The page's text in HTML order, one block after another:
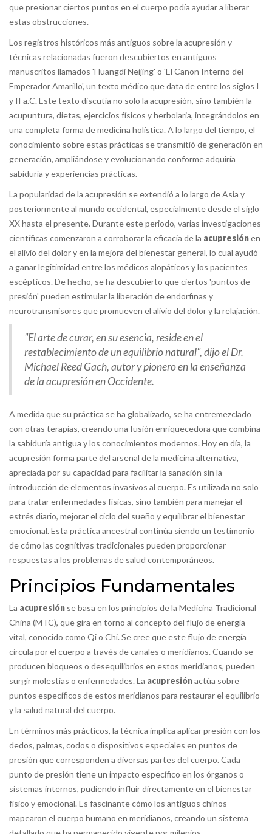
que presionar ciertos puntos en el cuerpo podía ayudar a liberar
estas obstrucciones.
Los registros históricos más antiguos sobre la acupresión y
técnicas relacionadas fueron descubiertos en antiguos
manuscritos llamados 'Huangdi Neijing' o 'El Canon Interno del
Emperador Amarillo', un texto médico que data de entre los siglos I
y II a.C. Este texto discutía no solo la acupresión, sino también la
acupuntura, dietas, ejercicios físicos y herbolaria, integrándolos en
una completa forma de medicina holística. A lo largo del tiempo, el
conocimiento sobre estas prácticas se transmitió de generación en
generación, ampliándose y evolucionando conforme adquiría
sabiduría y experiencias prácticas.
La popularidad de la acupresión se extendió a lo largo de Asia y
posteriormente al mundo occidental, especialmente desde el siglo
XX hasta el presente. Durante este periodo, varias investigaciones
científicas comenzaron a corroborar la eficacia de la acupresiónen
el alivio del dolor y en la mejora del bienestar general, lo cual ayudó
a ganar legitimidad entre los médicos alopáticos y los pacientes
escépticos. De hecho, se ha descubierto que ciertos 'puntos de
presión' pueden estimular la liberación de endorfinas y
neurotransmisores que promueven el alivio del dolor y la relajación.
"El arte de curar, en su esencia, reside en el
restablecimiento de un equilibrio natural", dijo el Dr.
Michael Reed Gach, autor y pionero en la enseñanza
de la acupresión en Occidente.
A medida que su práctica se ha globalizado, se ha entremezclado
con otras terapias, creando una fusión enriquecedora que combina
la sabiduría antigua y los conocimientos modernos. Hoy en día, la
acupresión forma parte del arsenal de la medicina alternativa,
apreciada por su capacidad para facilitar la sanación sin la
introducción de elementos invasivos al cuerpo. Es utilizada no solo
para tratar enfermedades físicas, sino también para manejar el
estrés diario, mejorar el ciclo del sueño y equilibrar el bienestar
emocional. Esta práctica ancestral continúa siendo un testimonio
de cómo las cognitivas tradicionales pueden proporcionar
respuestas a los problemas de salud contemporáneos.
Principios Fundamentales
La acupresión se basa en los principios de la Medicina Tradicional
China (MTC), que gira en torno al concepto del flujo de energía
vital, conocido como Qio Chi. Se cree que este flujo de energía
circula por el cuerpo a través de canales o meridianos. Cuando se
producen bloqueos o desequilibrios en estos meridianos, pueden
surgir molestias o enfermedades. La acupresiónactúa sobre
puntos específicos de estos meridianos para restaurar el equilibrio
y la salud natural del cuerpo.
En términos más prácticos, la técnica implica aplicar presión con los
dedos, palmas, codos o dispositivos especiales en puntos de
presión que corresponden a diversas partes del cuerpo. Cada
punto de presión tiene un impacto específico en los órganos o
sistemas internos, pudiendo influir directamente en el bienestar
físico y emocional. Es fascinante cómo los antiguos chinos
mapearon el cuerpo humano en meridianos, creando un sistema